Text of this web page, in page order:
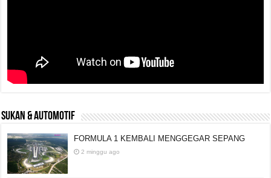
SUKAN & AUTOMOTIF
FORMULA 1 KEMBALI MENGGEGAR SEPANG
2 minggu ago